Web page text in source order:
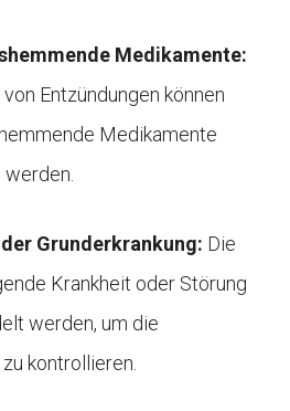
Medikamente:
Entzündungen können
Medikamente
Grunderkrankung: Die
Krankheit oder Störung
werden, um die
kontrollieren.